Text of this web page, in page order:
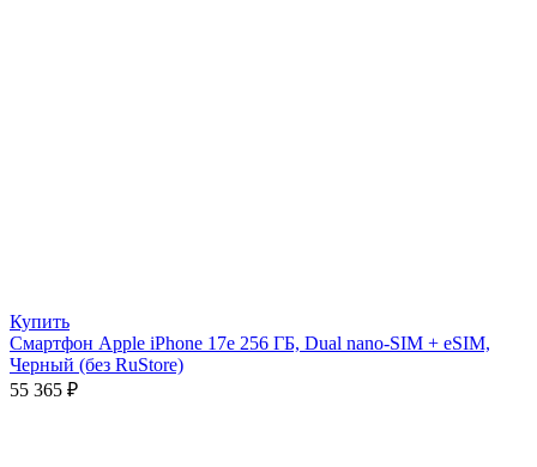
Купить
Смартфон Apple iPhone 17e 256 ГБ, Dual nano-SIM + eSIM,
Черный (без RuStore)
55 365 ₽